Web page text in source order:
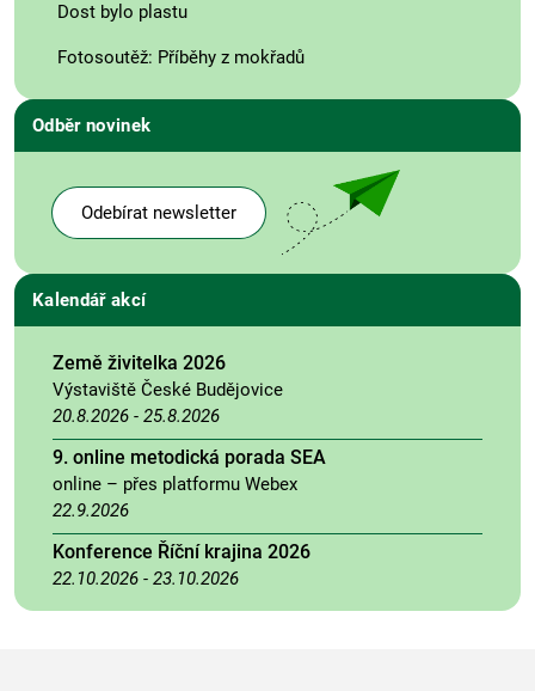
Dost bylo plastu
Fotosoutěž: Příběhy z mokřadů
Odběr novinek
Odebírat newsletter
Kalendář akcí
Země živitelka 2026
Výstaviště České Budějovice
20.8.2026 - 25.8.2026
9. online metodická porada SEA
online – přes platformu Webex
22.9.2026
Konference Říční krajina 2026
22.10.2026 - 23.10.2026